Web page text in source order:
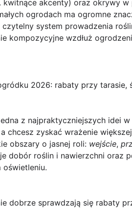
kwitnące akcenty) oraz okrywy
ogrodach ma ogromne
system prowadzenia
kompozycyjne wzdłuż
2026: rabaty przy tarasie,
z najpraktyczniejszych idei
chcesz zyskać wrażenie
obszary o jasnej roli: wejście,
dobór roślin i nawierzchni
dobrze sprawdzają się rabaty